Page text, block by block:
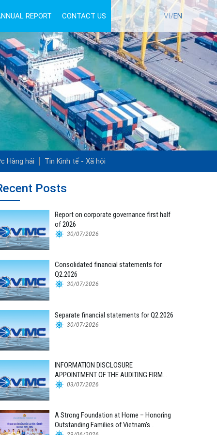
REPORT CONTACT US TUYỂN DỤNG VI/EN
Hàng hải Tin Kinh tế - Xã hội
Posts
Report on corporate governance first half
of 2026
30/07/2026
Consolidated financial statements for
Q2.2026
30/07/2026
Separate financial statements for Q2.2026
30/07/2026
INFORMATION DISCLOSURE
APPOINTMENT OF THE AUDITING FIRM
FOR THE 2026 FINANCIAL STATEMENTS
03/07/2026
A Strong Foundation at Home – Honoring
Outstanding Families of Vietnam’s